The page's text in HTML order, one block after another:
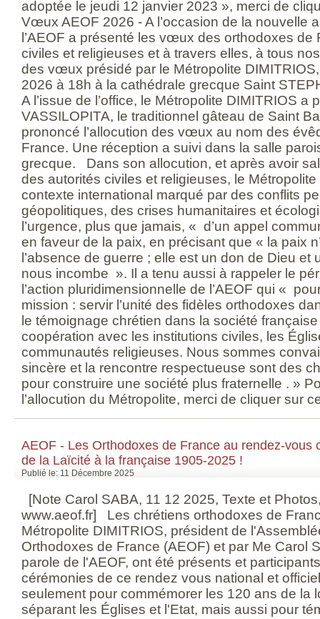
adoptée le jeudi 12 janvier 2023 », merci de
Vœux AEOF 2026 - A l’occasion de la nouvelle
l’AEOF a présenté les vœux des orthodoxes de
civiles et religieuses et à travers elles, à tous
des vœux présidé par le Métropolite
2026 à 18h à la cathédrale grecque Saint
A l’issue de l’office, le Métropolite DIMITRIOS a
VASSILOPITA, le traditionnel gâteau de Saint
prononcé l’allocution des vœux au nom des
France. Une réception a suivi dans la salle
grecque. Dans son allocution, et après avoir
des autorités civiles et religieuses, le
contexte international marqué par des conflits
géopolitiques, des crises humanitaires et
l’urgence, plus que jamais, « d’un appel
en faveur de la paix, en précisant que « la paix
l’absence de guerre ; elle est un don de Dieu et
nous incombe ». Il a tenu aussi à rappeler le
l’action pluridimensionnelle de l’AEOF qui «
mission : servir l’unité des fidèles orthodoxes
le témoignage chrétien dans la société
coopération avec les institutions civiles, les
communautés religieuses. Nous sommes
sincère et la rencontre respectueuse sont des
pour construire une société plus fraternelle . »
l’allocution du Métropolite, merci de cliquer sur
AEOF - Les Orthodoxes de France au rendez-vous
de la Laïcité à la française 1905-2025 !
Publié le: 11 Décembre 2025
[Note Carol SABA, 11 12 2025, Texte et
www.aeof.fr] Les chrétiens orthodoxes de
Métropolite DIMITRIOS, président de
Orthodoxes de France (AEOF) et par Me Carol
parole de l'AEOF, ont été présents et
cérémonies de ce rendez vous national et
seulement pour commémorer les 120 ans de la
séparant les Églises et l'Etat, mais aussi pour